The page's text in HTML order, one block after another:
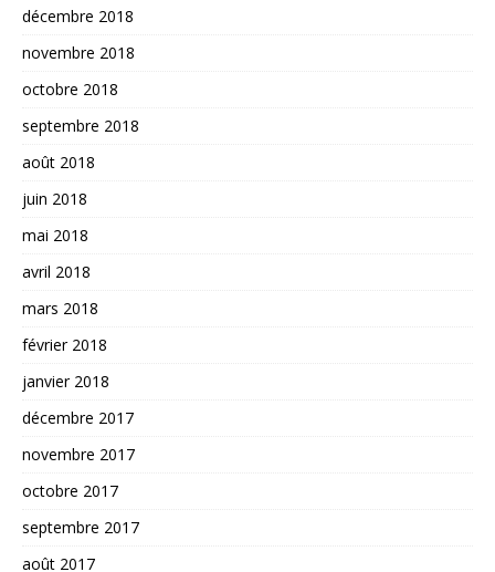
décembre 2018
novembre 2018
octobre 2018
septembre 2018
août 2018
juin 2018
mai 2018
avril 2018
mars 2018
février 2018
janvier 2018
décembre 2017
novembre 2017
octobre 2017
septembre 2017
août 2017